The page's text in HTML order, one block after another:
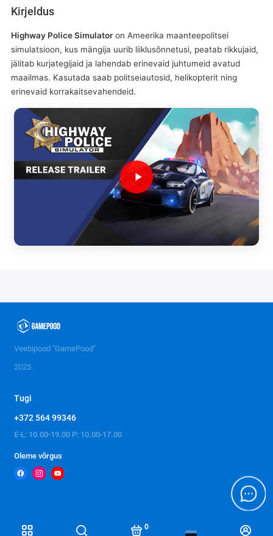
0
Kirjeldus
Highway Police Simulator on Ameerika maanteepolitsei
simulatsioon, kus mängija uurib liiklusõnnetusi, peatab rikkujaid,
jälitab kurjategijaid ja lahendab erinevaid juhtumeid avatud
maailmas. Kasutada saab politseiautosid, helikopterit ning
erinevaid korrakaitsevahendeid.
Veebipood "GamePood"
2025
Tugi
+372 564 99346
E-L: 10.00-19.00 P: 10.00-17.00
Oleme võrgus